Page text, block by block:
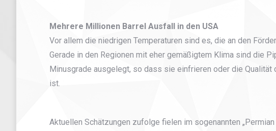
Mehrere Millionen Barrel Ausfall in den USA
Vor allem die niedrigen Temperaturen sind es, die an den
Gerade in den Regionen mit eher gemäßigtem Klima sind die
Minusgrade ausgelegt, so dass sie einfrieren oder die
ist.
Aktuellen Schätzungen zufolge fielen im sogenannten